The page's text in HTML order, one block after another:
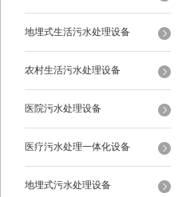
地埋式生活污水处理设备
农村生活污水处理设备
医院污水处理设备
医疗污水处理一体化设备
地埋式污水处理设备